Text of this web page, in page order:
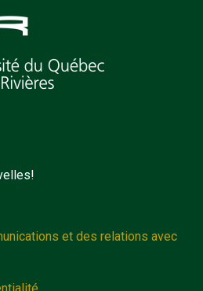
et des relations avec